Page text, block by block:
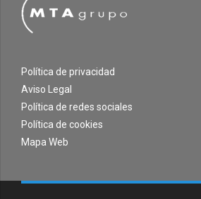
Política de privacidad
Aviso Legal
Política de redes sociales
Política de cookies
Mapa Web